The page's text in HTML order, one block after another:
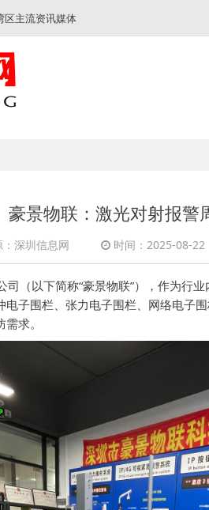
区主流资讯媒体
豪景物联：激光对射报警
深圳信息网 时间：2025-08-22
以下简称“豪景物联”），作为行业
子围栏、张力电子围栏、网络电子
求。